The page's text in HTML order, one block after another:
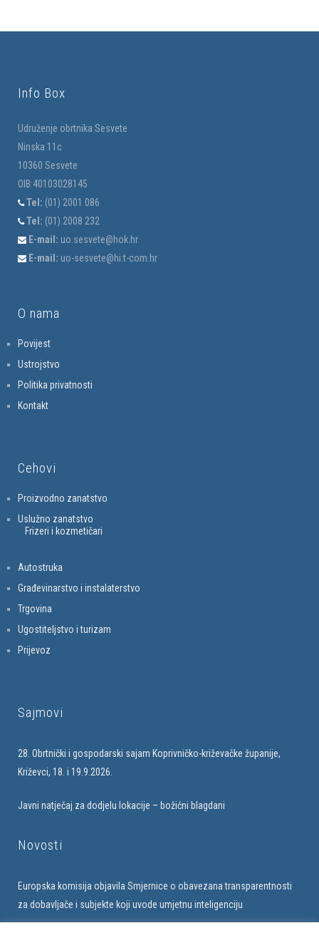
Info Box
Udruženje obrtnika Sesvete
Ninska 11c
10360 Sesvete
OIB:40103028145
Tel: (01) 2001 086
Tel: (01) 2008 232
E-mail: uo.sesvete@hok.hr
E-mail: uo-sesvete@hi.t-com.hr
O nama
Povijest
Ustrojstvo
Politika privatnosti
Kontakt
Cehovi
Proizvodno zanatstvo
Uslužno zanatstvo
Frizeri i kozmetičari
Autostruka
Građevinarstvo i instalaterstvo
Trgovina
Ugostiteljstvo i turizam
Prijevoz
Sajmovi
28. Obrtnički i gospodarski sajam Koprivničko-križevačke županije,
Križevci, 18. i 19.9.2026.
Javni natječaj za dodjelu lokacije – božićni blagdani
Novosti
Europska komisija objavila Smjernice o obavezana transparentnosti
za dobavljače i subjekte koji uvode umjetnu inteligenciju